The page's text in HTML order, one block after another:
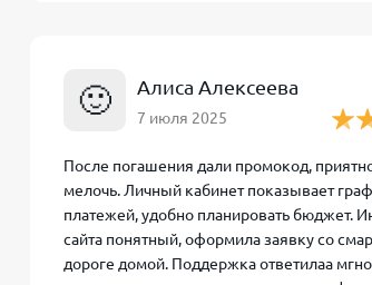
Телефон горячей линии
Режим работы поддержки
По запросу ЗаймиРуб займ
🙂 Алиса Алексеева
7 июля 2025
После погашения дали промокод,
мелочь. Личный кабинет показывает
платежей, удобно планировать бюджет.
сайта понятный, оформила заявку со
дороге домой. Поддержка ответилаа